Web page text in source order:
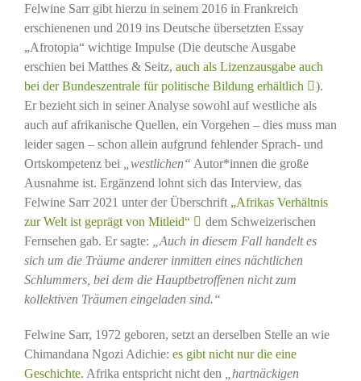
Felwine Sarr gibt hierzu in seinem 2016 in Frankreich
erschienenen und 2019 ins Deutsche übersetzten Essay
„Afrotopia“ wichtige Impulse (Die deutsche Ausgabe
erschien bei Matthes & Seitz, auch als Lizenzausgabe auch
bei der Bundeszentrale für politische Bildung erhältlich
).
Er bezieht sich in seiner Analyse sowohl auf westliche als
auch auf afrikanische Quellen, ein Vorgehen – dies muss man
leider sagen – schon allein aufgrund fehlender Sprach- und
Ortskompetenz bei
„westlichen“ Autor*innen die große
Ausnahme ist. Ergänzend lohnt sich das Interview, das
Felwine Sarr 2021 unter der Überschrift „Afrikas Verhältnis
zur Welt ist geprägt von Mitleid“
dem Schweizerischen
Fernsehen gab. Er sagte:
„Auch in diesem Fall handelt es
sich um die Träume anderer inmitten eines nächtlichen
Schlummers, bei dem die Hauptbetroffenen nicht zum
kollektiven Träumen eingeladen sind.“
Felwine Sarr, 1972 geboren, setzt an derselben Stelle an wie
Chimandana Ngozi Adichie: es gibt nicht nur die eine
Geschichte. Afrika entspricht nicht den
„hartnäckigen